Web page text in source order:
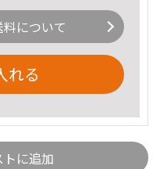
について
れる
に追加